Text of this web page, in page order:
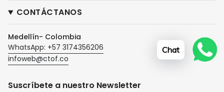
CONTÁCTANOS
Medellín- Colombia
WhatsApp: +57 3174356206
infoweb@ctof.co
Suscríbete a nuestro Newsletter
Chat